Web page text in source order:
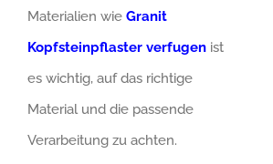
Materialien wie Granit
Kopfsteinpflaster verfugen ist
es wichtig, auf das richtige
Material und die passende
Verarbeitung zu achten.